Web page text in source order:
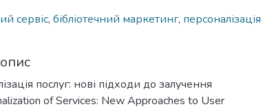
сервіс, бібліотечний маркетинг, персоналізація
послуг: нові підходи до залучення
of Services: New Approaches to User